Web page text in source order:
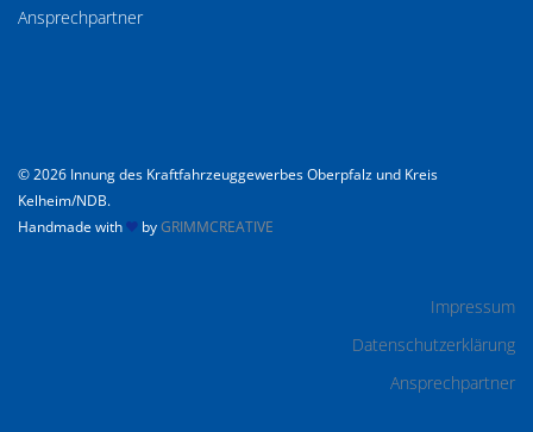
Ansprechpartner
© 2026 Innung des Kraftfahrzeuggewerbes Oberpfalz und Kreis
Kelheim/NDB.
Handmade with
byGRIMMCREATIVE
Impressum
Datenschutzerklärung
Ansprechpartner